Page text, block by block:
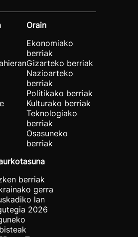
Orain
Ekonomiako
berriak
Gizarteko berriak
Nazioarteko
berriak
Politikako berriak
Kulturako berriak
Teknologiako
berriak
Osasuneko
berriak
berriak
gerra
lan
2026